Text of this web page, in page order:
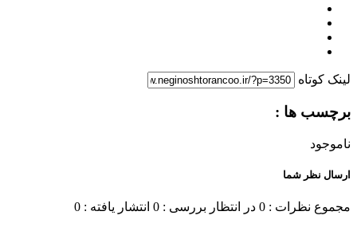
لینک کوتاه
برچسب ها :
ناموجود
ارسال نظر شما
مجموع نظرات : 0 در انتظار بررسی : 0 انتشار یافته : 0